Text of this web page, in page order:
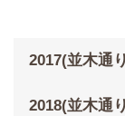
2017(並木通
2018(並木通